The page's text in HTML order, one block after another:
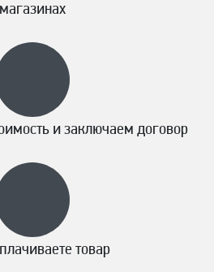
магазинах
и заключаем договор
товар